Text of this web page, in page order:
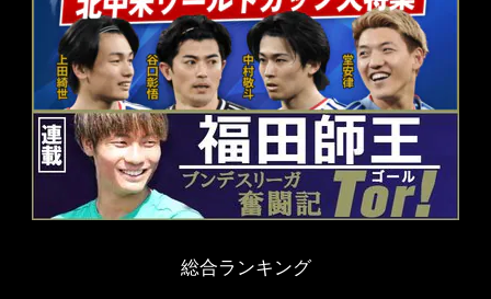
総合ランキング